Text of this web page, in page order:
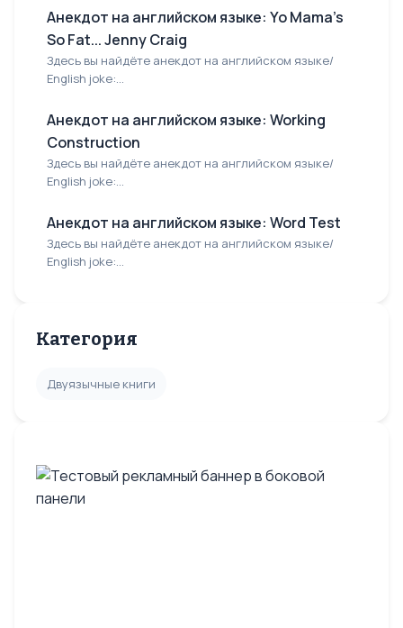
Анекдот на английском языке: Yo Mama's
So Fat... Jenny Craig
Здесь вы найдёте анекдот на английском языке/
English joke:...
Анекдот на английском языке: Working
Construction
Здесь вы найдёте анекдот на английском языке/
English joke:...
Анекдот на английском языке: Word Test
Здесь вы найдёте анекдот на английском языке/
English joke:...
Категория
Двуязычные книги